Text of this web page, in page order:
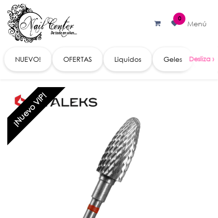
Ir al contenido
0
Menú
NUEVO! OFERTAS Liquidos Geles
¡Nuevo VIP!